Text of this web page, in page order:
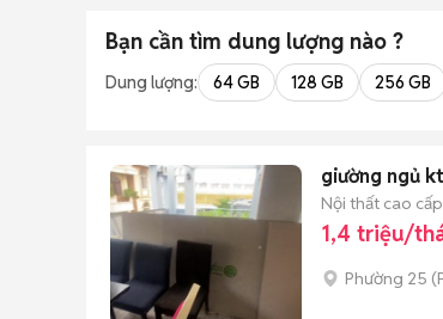
Bạn cần tìm dung lượng nào ?
Dung lượng: 64 GB 128 GB 256 GB
Nội thất cao cấp
1,4 triệu/
Phường 25 (